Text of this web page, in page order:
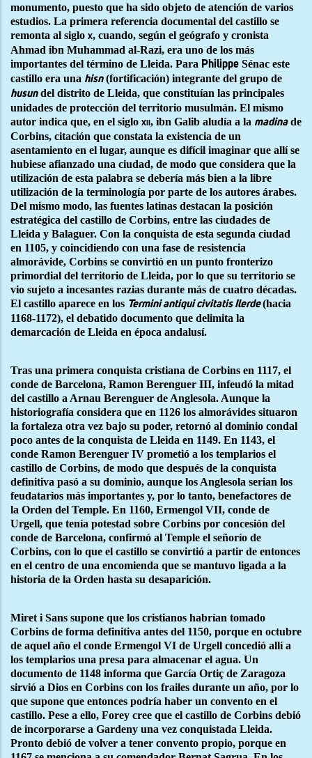
monumento, puesto que ha sido objeto de atención de varios
estudios. La primera referencia documental del castillo se
remonta al siglo x, cuando, según el geógrafo y cronista
Ahmad ibn Muhammad al-Razi, era uno de los más
importantes del término de Lleida. Para Philippe Sénac este
castillo era una hisn(fortificación) integrante del grupo de
husundel distrito de Lleida, que constituían las principales
unidades de protección del territorio musulmán. El mismo
autor indica que, en el siglo xii, ibn Galib aludía a la madinade
Corbins, citación que constata la existencia de un
asentamiento en el lugar, aunque es difícil imaginar que allí se
hubiese afianzado una ciudad, de modo que considera que la
utilización de esta palabra se debería más bien a la libre
utilización de la terminología por parte de los autores árabes.
Del mismo modo, las fuentes latinas destacan la posición
estratégica del castillo de Corbins, entre las ciudades de
Lleida y Balaguer. Con la conquista de esta segunda ciudad
en 1105, y coincidiendo con una fase de resistencia
almorávide, Corbins se convirtió en un punto fronterizo
primordial del territorio de Lleida, por lo que su territorio se
vio sujeto a incesantes razias durante más de cuatro décadas.
El castillo aparece en los Termini antiqui civitatis Ilerde(hacia
1168-1172), el debatido documento que delimita la
demarcación de Lleida en época andalusí.
Tras una primera conquista cristiana de Corbins en 1117, el
conde de Barcelona, Ramon Berenguer III, infeudó la mitad
del castillo a Arnau Berenguer de Anglesola. Aunque la
historiografía considera que en 1126 los almorávides situaron
la fortaleza otra vez bajo su poder, retornó al dominio condal
poco antes de la conquista de Lleida en 1149. En 1143, el
conde Ramon Berenguer IV prometió a los templarios el
castillo de Corbins, de modo que después de la conquista
definitiva pasó a su dominio, aunque los Anglesola serian los
feudatarios más importantes y, por lo tanto, benefactores de
la Orden del Temple. En 1160, Ermengol VII, conde de
Urgell, que tenía potestad sobre Corbins por concesión del
conde de Barcelona, confirmó al Temple el señorío de
Corbins, con lo que el castillo se convirtió a partir de entonces
en el centro de una encomienda que se mantuvo ligada a la
historia de la Orden hasta su desaparición.
Miret i Sans supone que los cristianos habrían tomado
Corbins de forma definitiva antes del 1150, porque en octubre
de aquel año el conde Ermengol VI de Urgell concedió allí a
los templarios una presa para almacenar el agua. Un
documento de 1148 informa que García Ortiç de Zaragoza
sirvió a Dios en Corbins con los frailes durante un año, por lo
que supone que entonces podría haber un convento en el
castillo. Pese a ello, Forey cree que el castillo de Corbins debió
de incorporarse a Gardeny una vez conquistada Lleida.
Pronto debió de volver a tener convento propio, porque en